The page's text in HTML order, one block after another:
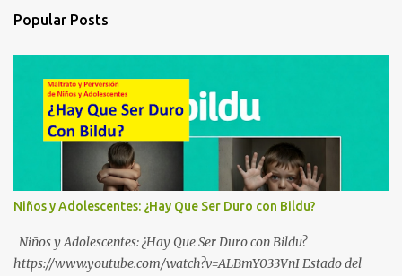
Popular Posts
Niños y Adolescentes: ¿Hay Que Ser Duro con Bildu?
Niños y Adolescentes: ¿Hay Que Ser Duro con Bildu?
https://www.youtube.com/watch?v=ALBmY033VnI Estado del